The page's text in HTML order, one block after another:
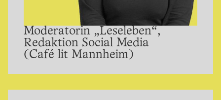
Moderatorin „Leseleben“,
Redaktion Social Media
(Café lit Mannheim)